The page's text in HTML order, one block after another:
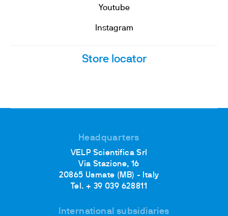
Youtube
Instagram
Store locator
Headquarters
VELP Scientifica Srl
Via Stazione, 16
20865 Usmate (MB) - Italy
Tel. + 39 039 628811
International subsidiaries